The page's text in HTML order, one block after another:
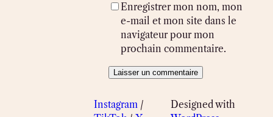
Enregistrer mon nom, mon
e-mail et mon site dans le
navigateur pour mon
prochain commentaire.
Instagram/
Designed with